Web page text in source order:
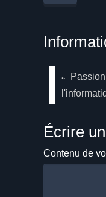
Écrire
Contenu de